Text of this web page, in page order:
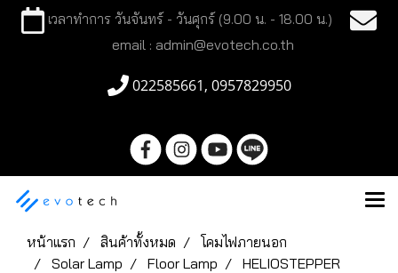
เวลาทำการ วันจันทร์ - วันศุกร์ (9.00 น. - 18.00 น.)
email : admin@evotech.co.th
022585661, 0957829950
หน้าแรก สินค้าทั้งหมด
โคมไฟภายนอก
Solar Lamp
Floor Lamp HELIOSTEPPER